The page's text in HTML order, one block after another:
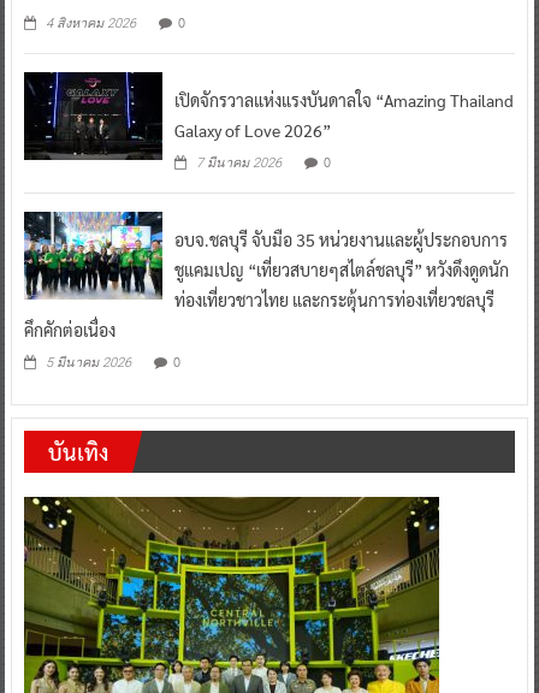
4 สิงหาคม 2026 0
เปิดจักรวาลแห่งแรงบันดาลใจ “Amazing Thailand
Galaxy of Love 2026”
7 มีนาคม 2026 0
อบจ.ชลบุรี จับมือ 35 หน่วยงานและผู้ประกอบการ
ชูแคมเปญ “เที่ยวสบายๆสไตล์ชลบุรี” หวังดึงดูดนัก
ท่องเที่ยวชาวไทย และกระตุ้นการท่องเที่ยวชลบุรี
คึกคักต่อเนื่อง
5 มีนาคม 2026 0
บันเทิง